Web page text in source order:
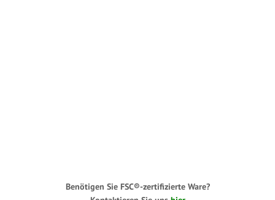
Benötigen Sie FSC®-zertifizierte Ware?